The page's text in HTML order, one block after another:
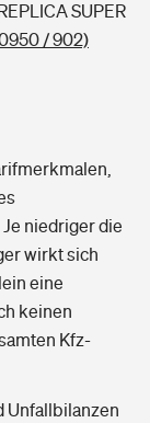
SUPER
/ 902)
niedriger die
wirkt sich
eine
keinen
Kfz-
Unfallbilanzen